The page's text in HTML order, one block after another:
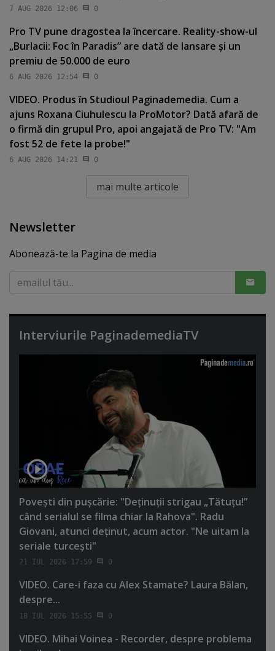
7 AUG 2026 12:06 0
Pro TV pune dragostea la încercare. Reality-show-ul
„Burlacii: Foc în Paradis” are dată de lansare şi un
premiu de 50.000 de euro
6 AUG 2026 12:54 0
VIDEO. Produs în Studioul Paginademedia. Cum a
ajuns Roxana Ciuhulescu la ProMotor? Dată afară de
o firmă din grupul Pro, apoi angajată de Pro TV: "Am
fost 52 de fete la probe!"
6 AUG 2026 14:21 0
mai multe articole
Newsletter
Abonează-te la Pagina de media
Interviurile PaginademediaTV
Poveşti din puşcărie: "Deţinuţii strigau „Tătuţu!”
când serialul se filma chiar la Rahova". Radu
Giovani, atunci deţinut, acum actor. "Ne uitam la
seriale turceşti"
21 IUL 2026 17:59 0
VIDEO. Care-i faza cu Alex Stamate? Laura Bălan,
despre...
18 IUL 2026 15:55 0
VIDEO. Mihai Voinea - Recorder, despre problema